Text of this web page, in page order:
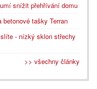
snížit přehřívání domu
tašky Terran
- nízký sklon střechy
>> všechny články